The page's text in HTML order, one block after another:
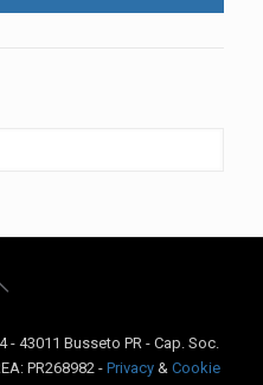
- 43011 Busseto PR - Cap. Soc.
PR268982 - Privacy& Cookie